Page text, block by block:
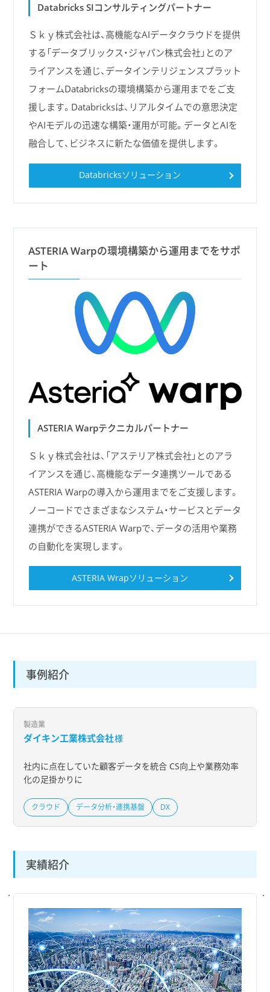
Databricks SIコンサルティングパートナー
Ｓｋｙ株式会社は、高機能なAIデータクラウドを提供
する「データブリックス・ジャパン株式会社」とのア
ライアンスを通じ、データインテリジェンスプラット
フォームDatabricksの環境構築から運用までをご支
援します。Databricksは、リアルタイムでの意思決定
やAIモデルの迅速な構築・運用が可能。データとAIを
融合して、ビジネスに新たな価値を提供します。
Databricksソリューション
ASTERIA Warpの環境構築から運用までをサポ
ート
ASTERIA Warpテクニカルパートナー
Ｓｋｙ株式会社は、「アステリア株式会社」とのアラ
イアンスを通じ、高機能なデータ連携ツールである
ASTERIA Warpの導入から運用までをご支援します。
ノーコードでさまざまなシステム・サービスとデータ
連携ができるASTERIA Warpで、データの活用や業務
の自動化を実現します。
ASTERIA Wrapソリューション
事例紹介
製造業
ダイキン工業株式会社様
社内に点在していた顧客データを統合 CS向上や業務効率
化の足掛かりに
クラウド データ分析・連携基盤 DX
実績紹介